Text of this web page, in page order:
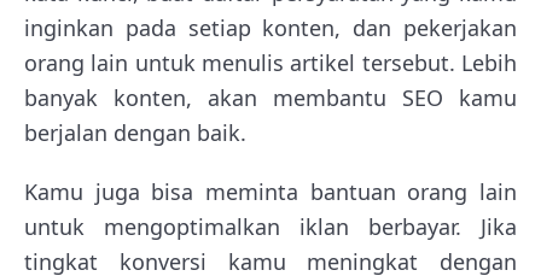
inginkan pada setiap konten, dan pekerjakan
orang lain untuk menulis artikel tersebut. Lebih
banyak konten, akan membantu SEO kamu
berjalan dengan baik.
Kamu juga bisa meminta bantuan orang lain
untuk mengoptimalkan iklan berbayar. Jika
tingkat konversi kamu meningkat dengan